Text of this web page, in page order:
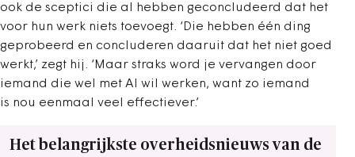
ook de sceptici die al hebben geconcludeerd dat het
voor hun werk niets toevoegt. ‘Die hebben één ding
geprobeerd en concluderen daaruit dat het niet goed
werkt,’ zegt hij. ‘Maar straks word je vervangen door
iemand die wel met AI wil werken, want zo iemand
is nou eenmaal veel effectiever.’
Het belangrijkste overheidsnieuws van de